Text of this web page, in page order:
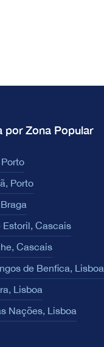
por Zona Popular
Porto
Estoril, Cascais
Cascais
de Benfica, Lisboa
Lisboa
Nações, Lisboa